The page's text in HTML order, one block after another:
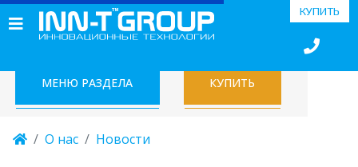
КУПИТЬ
МЕНЮ РАЗДЕЛА КУПИТЬ
О нас Новости